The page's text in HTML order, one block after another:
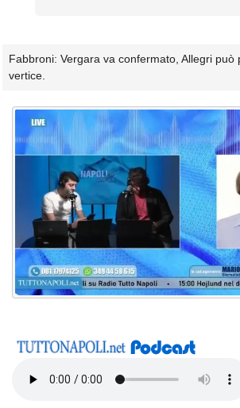
Fabbroni: Vergara va confermato, Allegri può
vertice.